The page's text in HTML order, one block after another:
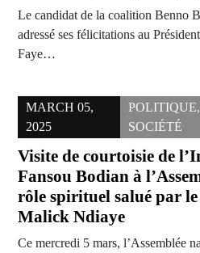
Le candidat de la coalition Benno
adressé ses félicitations au
Faye…
MARCH 05,
2025
POLITIQUE,
SOCIÉTÉ
Visite de courtoisie de
Fansou Bodian à
rôle spirituel salué par
Malick Ndiaye
Ce mercredi 5 mars, l’Assemblée